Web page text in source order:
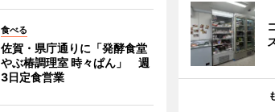
食べる
佐賀・県庁通りに「発酵食堂
やぶ椿調理室 時々ぱん」 週
3日定食営業